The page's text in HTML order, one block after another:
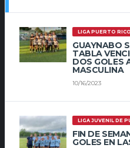
LIGA PUERTO RICO
GUAYNABO
TABLA
DOS GOLES
MASCULINA
10/16/2023
LIGA JUVENIL DE
FIN DE
GOLES EN